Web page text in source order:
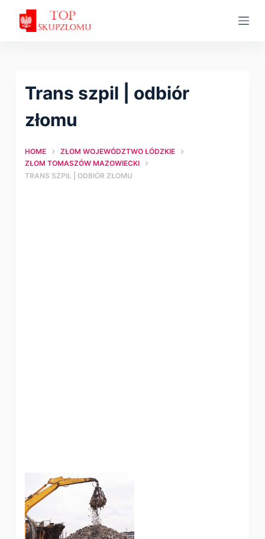
Trans szpil | оdbiór
złomu
HOME
ZŁOM WOJEWÓDZTWO ŁÓDZKIE
ZŁOM TOMASZÓW MAZOWIECKI
TRANS SZPIL | ОDBIÓR ZŁOMU